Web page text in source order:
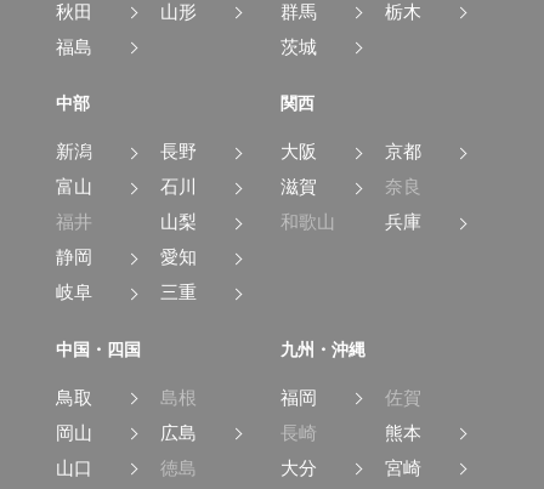
秋田
山形
福島
群馬
栃木
茨城
中部
新潟
長野
富山
石川
福井
山梨
静岡
愛知
岐阜
三重
関西
大阪
京都
滋賀
奈良
和歌山
兵庫
中国・四国
鳥取
島根
岡山
広島
山口
徳島
九州・沖縄
福岡
佐賀
長崎
熊本
大分
宮崎